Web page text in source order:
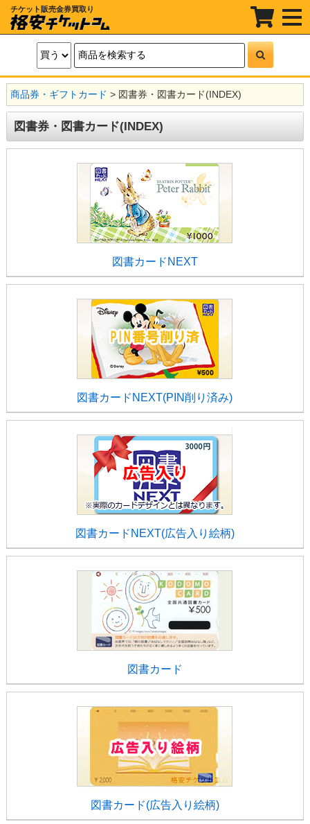
チケット販売金券買取り
t
o
g
n
a
i
i
商品券・ギフトカード > 図書券・図書カード(INDEX)
図書券・図書カード(INDEX)
図書カードNEXT
図書カードNEXT(PIN削り済み)
図書カードNEXT(広告入り絵柄)
図書カード
図書カード(広告入り絵柄)